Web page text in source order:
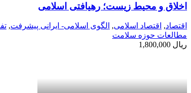
اخلاق و محیط زیست؛ رهیافتی اسلامی
اقتصاد, اقتصاد اسلامی, الگوی اسلامی- ایرانی پیشرفت,
مطالعات حوزه سلامت
ریال